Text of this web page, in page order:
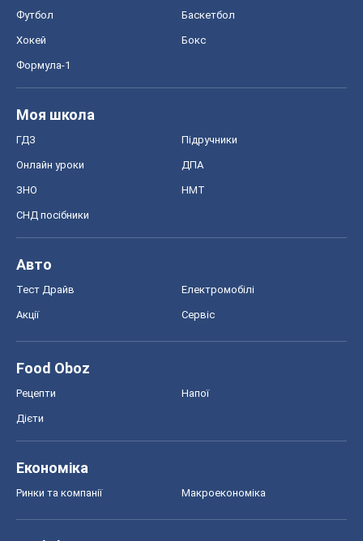
Футбол Баскетбол
Хокей Бокс
Формула-1
Моя школа
ГДЗ Підручники
Онлайн уроки ДПА
ЗНО НМТ
СНД посібники
Авто
Тест Драйв Електромобілі
Акції Сервіс
Food Oboz
Рецепти Напої
Дієти
Економіка
Ринки та компанії Макроекономіка